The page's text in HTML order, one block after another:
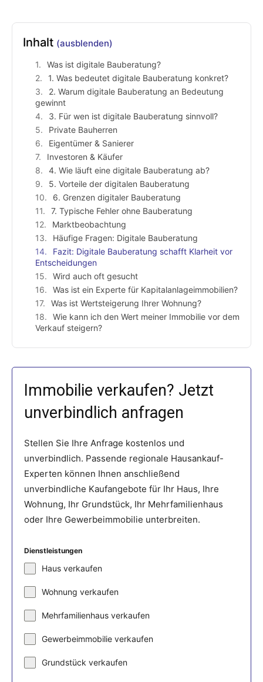
Inhalt (ausblenden)
Was ist digitale Bauberatung?
1. Was bedeutet digitale Bauberatung konkret?
2. Warum digitale Bauberatung an Bedeutung
gewinnt
3. Für wen ist digitale Bauberatung sinnvoll?
Private Bauherren
Eigentümer & Sanierer
Investoren & Käufer
4. Wie läuft eine digitale Bauberatung ab?
5. Vorteile der digitalen Bauberatung
6. Grenzen digitaler Bauberatung
7. Typische Fehler ohne Bauberatung
Marktbeobachtung
Häufige Fragen: Digitale Bauberatung
Fazit: Digitale Bauberatung schafft Klarheit vor
Entscheidungen
Wird auch oft gesucht
Was ist ein Experte für Kapitalanlageimmobilien?
Was ist Wertsteigerung Ihrer Wohnung?
Wie kann ich den Wert meiner Immobilie vor dem
Verkauf steigern?
Immobilie verkaufen? Jetzt
unverbindlich anfragen
Stellen Sie Ihre Anfrage kostenlos und
unverbindlich. Passende regionale Hausankauf-
Experten können Ihnen anschließend
unverbindliche Kaufangebote für Ihr Haus, Ihre
Wohnung, Ihr Grundstück, Ihr Mehrfamilienhaus
oder Ihre Gewerbeimmobilie unterbreiten.
Dienstleistungen
Haus verkaufen
Wohnung verkaufen
Mehrfamilienhaus verkaufen
Gewerbeimmobilie verkaufen
Grundstück verkaufen